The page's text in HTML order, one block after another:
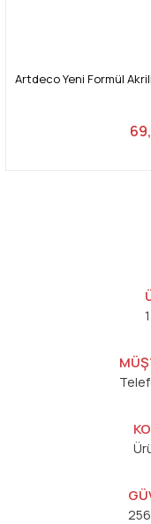
Artdeco Yeni Formül